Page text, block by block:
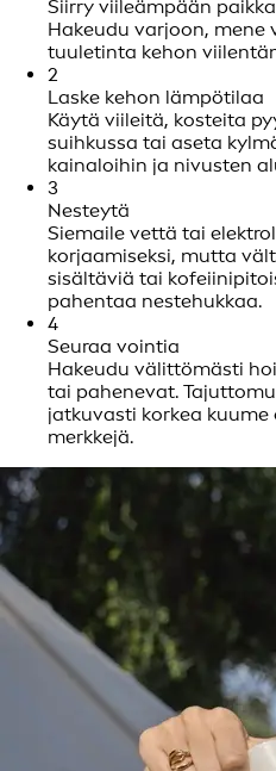
Siirry viileämpään
Hakeudu varjoon,
tuuletinta kehon
2
Laske kehon lämpötilaa
Käytä viileitä, kosteita
suihkussa tai aseta
kainaloihin ja nivusten
3
Nesteytä
Siemaile vettä tai
korjaamiseksi, mutta
sisältäviä tai
pahentaa nestehukkaa.
4
Seuraa vointia
Hakeudu välittömästi
tai pahenevat.
jatkuvasti korkea
merkkejä.